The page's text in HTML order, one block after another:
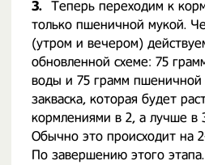
3. Теперь переходим к
только пшеничной мукой.
(утром и вечером)
обновленной схеме: 75
воды и 75 грамм
закваска, которая будет
кормлениями в 2, а лучше в
Обычно это происходит на
По завершению этого